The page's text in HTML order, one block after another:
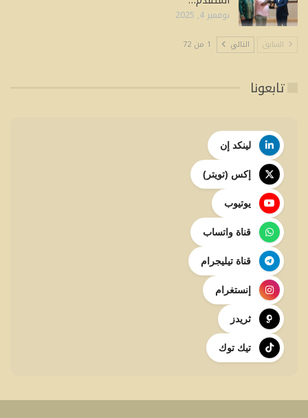
نوفمبر 4, 2025
السابق التالي 1 من 72
تابعونا
لينكد إن
إكس (تويتر)
يوتيوب
قناة واتساب
قناة تيليجرام
إنستغرام
ثريدز
تيك توك